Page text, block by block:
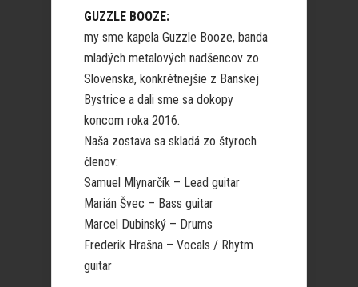
GUZZLE BOOZE:
my sme kapela Guzzle Booze, banda
mladých metalových nadšencov zo
Slovenska, konkrétnejšie z Banskej
Bystrice a dali sme sa dokopy
koncom roka 2016.
Naša zostava sa skladá zo štyroch
členov:
Samuel Mlynarčík – Lead guitar
Marián Švec – Bass guitar
Marcel Dubinský – Drums
Frederik Hrašna – Vocals / Rhytm
guitar